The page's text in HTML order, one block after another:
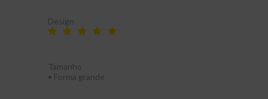
Design
Tamanho
• Forma grande